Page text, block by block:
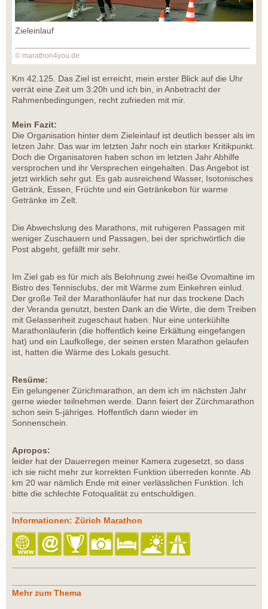
Zieleinlauf
© marathon4you.de
Km 42.125. Das Ziel ist erreicht, mein erster Blick auf die Uhr
verrät eine Zeit um 3:20h und ich bin, in Anbetracht der
Rahmenbedingungen, recht zufrieden mit mir.
Mein Fazit:
Die Organisation hinter dem Zieleinlauf ist deutlich besser als im
letzen Jahr. Das war im letzten Jahr noch ein starker Kritikpunkt.
Doch die Organisatoren haben schon im letzten Jahr Abhilfe
versprochen und ihr Versprechen eingehalten. Das Angebot ist
jetzt wirklich sehr gut. Es gab ausreichend Wasser, Isotonisches
Getränk, Essen, Früchte und ein Getränkebon für warme
Getränke im Zelt.
Die Abwechslung des Marathons, mit ruhigeren Passagen mit
weniger Zuschauern und Passagen, bei der sprichwörtlich die
Post abgeht, gefällt mir sehr.
Im Ziel gab es für mich als Belohnung zwei heiße Ovomaltine im
Bistro des Tennisclubs, der mit Wärme zum Einkehren einlud.
Der große Teil der Marathonläufer hat nur das trockene Dach
der Veranda genutzt, besten Dank an die Wirte, die dem Treiben
mit Gelassenheit zugeschaut haben. Nur eine unterkühlte
Marathonläuferin (die hoffentlich keine Erkältung eingefangen
hat) und ein Laufkollege, der seinen ersten Marathon gelaufen
ist, hatten die Wärme des Lokals gesucht.
Resüme:
Ein gelungener Zürichmarathon, an dem ich im nächsten Jahr
gerne wieder teilnehmen werde. Dann feiert der Zürchmarathon
schon sein 5-jähriges. Hoffentlich dann wieder im
Sonnenschein.
Apropos:
leider hat der Dauerregen meiner Kamera zugesetzt, so dass
ich sie nicht mehr zur korrekten Funktion überreden konnte. Ab
km 20 war nämlich Ende mit einer verlässlichen Funktion. Ich
bitte die schlechte Fotoqualität zu entschuldigen.
Informationen: Zürich Marathon
Mehr zum Thema